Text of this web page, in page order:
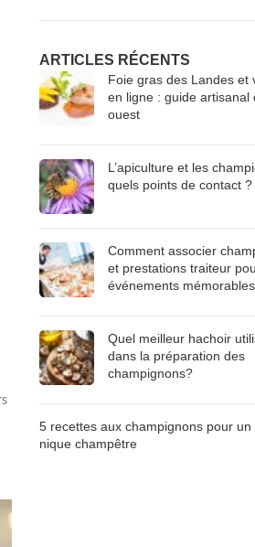
ARTICLES RÉCENTS
Foie gras des Landes et
en ligne : guide artisanal
ouest
L’apiculture et les
quels points de contact ?
Comment associer
et prestations traiteur
événements
Quel meilleur hachoir
dans la préparation des
champignons?
5 recettes aux champignons pour un
nique champêtre